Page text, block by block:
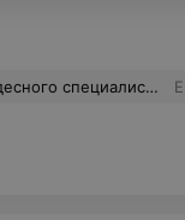
специалист.Спасибо,буду обращаться ещё.